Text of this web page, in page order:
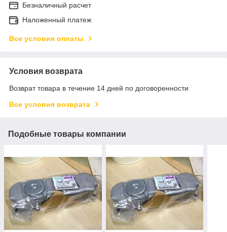
Безналичный расчет
Наложенный платеж
Все условия оплаты
Условия возврата
Возврат товара в течение 14 дней по договоренности
Все условия возврата
Подобные товары компании